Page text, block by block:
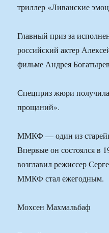
триллер «Ливанские
Главный приз за
российский актер
фильме Андрея
Спецприз жюри
прощаний».
ММКФ — один из
Впервые он состоялся в
возглавил режиссер
ММКФ стал ежегодным.
Мохсен Махмальбаф